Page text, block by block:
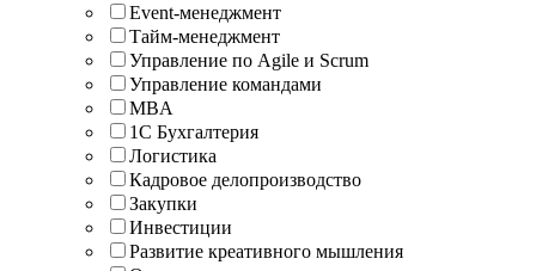
Event-менеджмент
Тайм-менеджмент
Управление по Agile и Scrum
Управление командами
MBA
1С Бухгалтерия
Логистика
Кадровое делопроизводство
Закупки
Инвестиции
Развитие креативного мышления